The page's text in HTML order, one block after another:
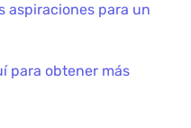
aspiraciones para un
para obtener más